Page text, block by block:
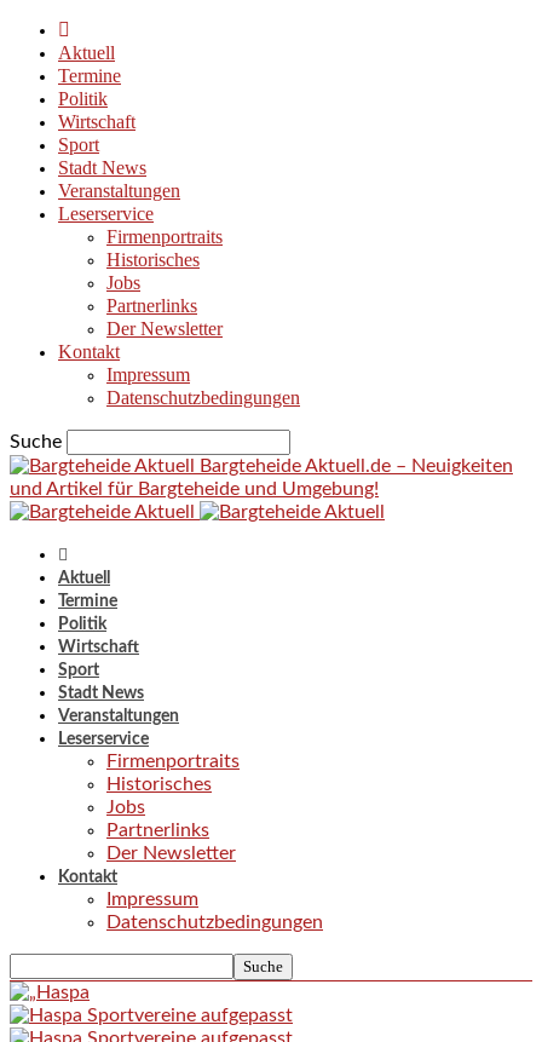
Aktuell
Termine
Politik
Wirtschaft
Sport
Stadt News
Veranstaltungen
Leserservice
Firmenportraits
Historisches
Jobs
Partnerlinks
Der Newsletter
Kontakt
Impressum
Datenschutzbedingungen
Suche
Bargteheide Aktuell.de – Neuigkeiten
und Artikel für Bargteheide und Umgebung!
Aktuell
Termine
Politik
Wirtschaft
Sport
Stadt News
Veranstaltungen
Leserservice
Firmenportraits
Historisches
Jobs
Partnerlinks
Der Newsletter
Kontakt
Impressum
Datenschutzbedingungen